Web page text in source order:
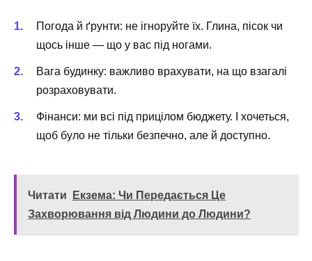
Погода й ґрунти: не ігноруйте їх. Глина, пісок чи
щось інше — що у вас під ногами.
Вага будинку: важливо врахувати, на що взагалі
розраховувати.
Фінанси: ми всі під прицілом бюджету. І хочеться,
щоб було не тільки безпечно, але й доступно.
Читати
Екзема: Чи Передається Це
Захворювання від Людини до Людини?